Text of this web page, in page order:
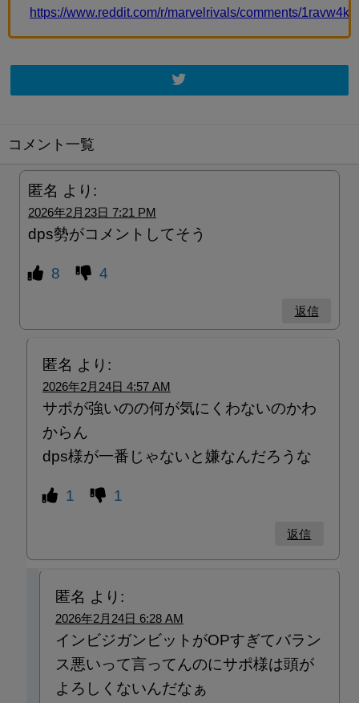
https://www.reddit.com/r/marvelrivals/comments/
コメント一覧
匿名 より:
2026年2月23日 7:21 PM
dps勢がコメントしてそう
8 4
返信
匿名 より:
2026年2月24日 4:57 AM
サポが強いのの何が気にくわないのかわ
からん
dps様が一番じゃないと嫌なんだろうな
1 1
返信
匿名 より:
2026年2月24日 6:28 AM
インビジガンビットがOPすぎてバラン
ス悪いって言ってんのにサポ様は頭が
よろしくないんだなぁ